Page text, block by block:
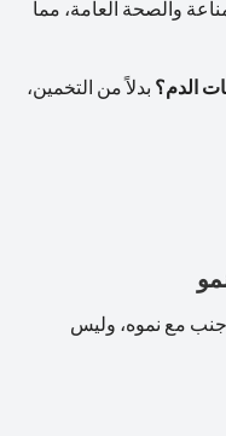
والصحة العامة، مما
الدم؟ بدلاً من التخمين،
جنب مع نموه، وليس